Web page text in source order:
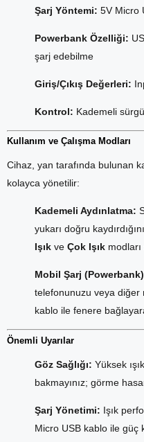
Şarj Yöntemi: 5V Micro
Powerbank Özelliği:
şarj edebilme
Giriş/Çıkış Değerleri:
Kontrol: Kademeli
Kullanım ve Çalışma Modları
Cihaz, yan tarafında bulunan
kolayca yönetilir:
Kademeli Aydınlatma:
yukarı doğru
Işık ve Çok Işık
Mobil Şarj
telefonunuzu veya diğer
kablo ile fenere
Önemli Uyarılar
Göz Sağlığı: Yüksek
bakmayınız; görme
Şarj Yönetimi: Işık
Micro USB kablo ile güç